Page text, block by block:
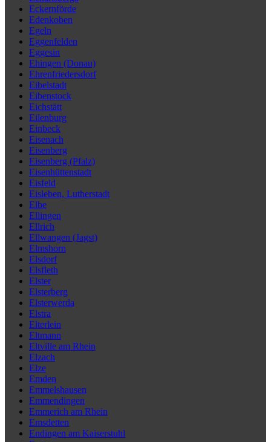
Eckernförde
Edenkoben
Egeln
Eggenfelden
Eggesin
Ehingen (Donau)
Ehrenfriedersdorf
Eibelstadt
Eibenstock
Eichstätt
Eilenburg
Einbeck
Eisenach
Eisenberg
Eisenberg (Pfalz)
Eisenhüttenstadt
Eisfeld
Eisleben, Lutherstadt
Elbe
Ellingen
Ellrich
Ellwangen (Jagst)
Elmshorn
Elsdorf
Elsfleth
Elster
Elsterberg
Elsterwerda
Elstra
Elterlein
Eltmann
Eltville am Rhein
Elzach
Elze
Emden
Emmelshausen
Emmendingen
Emmerich am Rhein
Emsdetten
Endingen am Kaiserstuhl